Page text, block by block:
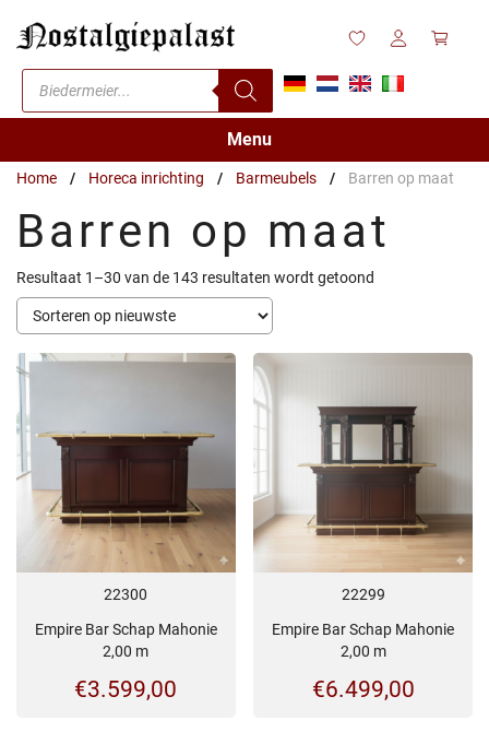
naar
inhoud
Producten
zoeken
Menu
Home / Horeca inrichting / Barmeubels / Barren op maat
Barren op maat
Resultaat 1–30 van de 143 resultaten wordt getoond
22300
Empire Bar Schap Mahonie
2,00 m
€3.599,00
22299
Empire Bar Schap Mahonie
2,00 m
€6.499,00